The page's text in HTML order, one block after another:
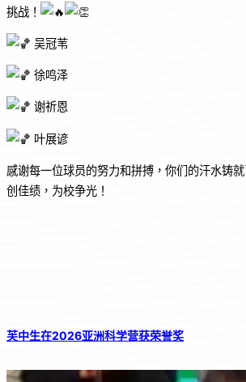
挑战！
吴冠苇
徐鸣泽
谢祈恩
叶展谚
感谢每一位球员的努力和拼搏，你们的汗水铸
创佳绩，为校争光！
芙中生在2026亚洲科学营获荣誉奖